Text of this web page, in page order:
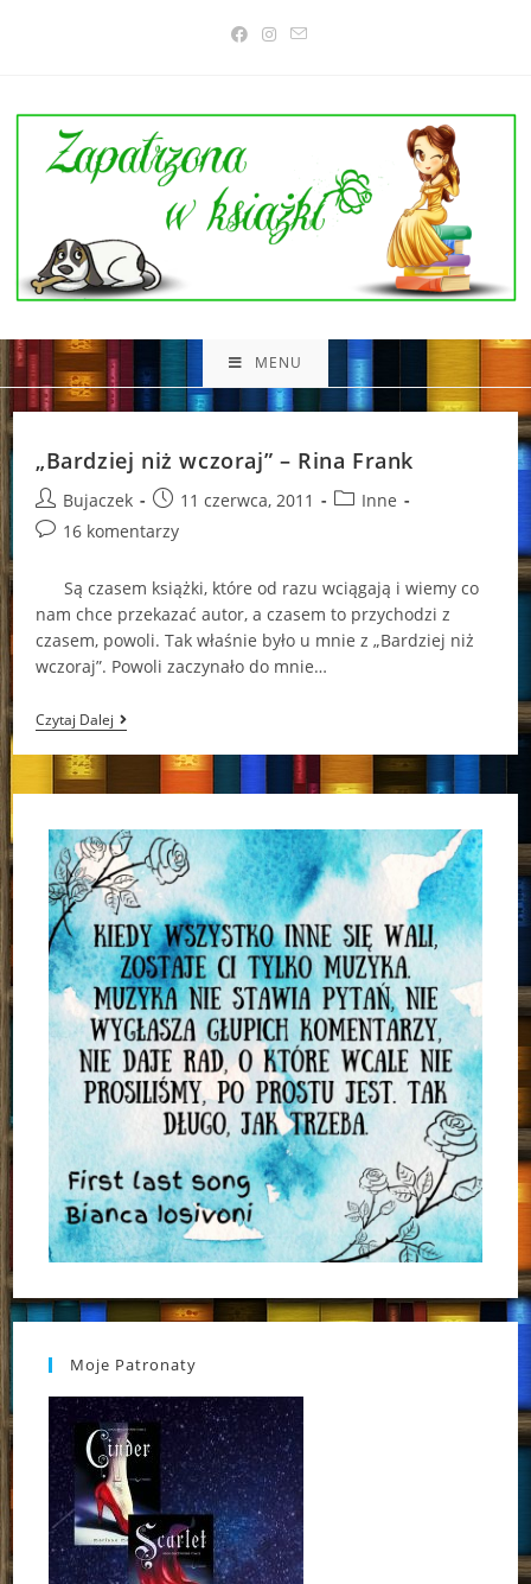
MENU
„Bardziej niż wczoraj” – Rina Frank
Post
author:
Bujaczek
Post
published:
11 czerwca, 2011
PostInne
Post16 komentarzy
Są czasem książki, które od razu wciągają i wiemy co
nam chce przekazać autor, a czasem to przychodzi z
czasem, powoli. Tak właśnie było u mnie z „Bardziej niż
wczoraj”. Powoli zaczynało do mnie…
Czytaj Dalej„Bardziej
Niż
Wczoraj”
Rina
Moje Patronaty